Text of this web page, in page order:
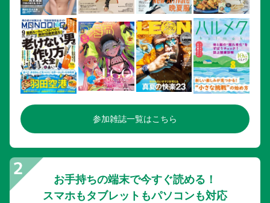
参加雑誌一覧はこちら
お手持ちの端末で今すぐ読める！
スマホもタブレットもパソコンも対応